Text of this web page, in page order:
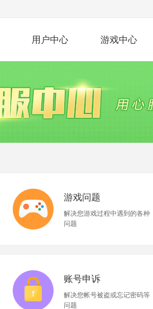
用户中心 游戏中心
游戏问题
解决您游戏过程中遇到的各种
问题
账号申诉
解决您帐号被盗或忘记密码等
问题